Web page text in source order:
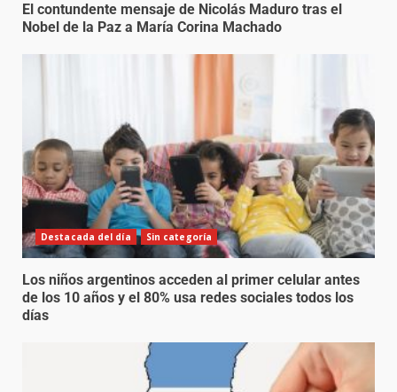
El contundente mensaje de Nicolás Maduro tras el
Nobel de la Paz a María Corina Machado
Destacada del día Sin categoría
Los niños argentinos acceden al primer celular antes
de los 10 años y el 80% usa redes sociales todos los
días